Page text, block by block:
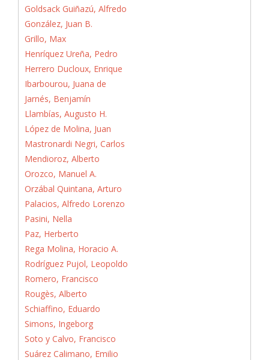
Goldsack Guiñazú, Alfredo
González, Juan B.
Grillo, Max
Henríquez Ureña, Pedro
Herrero Ducloux, Enrique
Ibarbourou, Juana de
Jarnés, Benjamín
Llambías, Augusto H.
López de Molina, Juan
Mastronardi Negri, Carlos
Mendioroz, Alberto
Orozco, Manuel A.
Orzábal Quintana, Arturo
Palacios, Alfredo Lorenzo
Pasini, Nella
Paz, Herberto
Rega Molina, Horacio A.
Rodríguez Pujol, Leopoldo
Romero, Francisco
Rougès, Alberto
Schiaffino, Eduardo
Simons, Ingeborg
Soto y Calvo, Francisco
Suárez Calimano, Emilio